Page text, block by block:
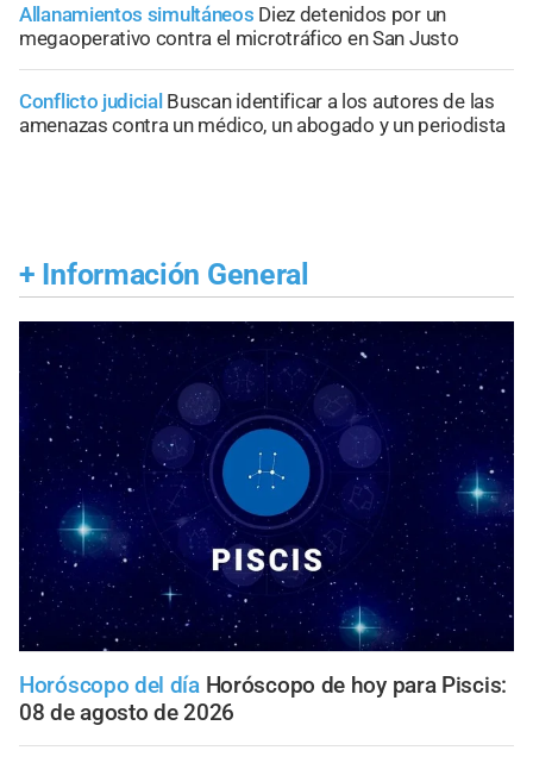
Allanamientos simultáneos Diez detenidos por un
megaoperativo contra el microtráfico en San Justo
Conflicto judicial Buscan identificar a los autores de las
amenazas contra un médico, un abogado y un periodista
+ Información General
Horóscopo del día Horóscopo de hoy para Piscis:
08 de agosto de 2026